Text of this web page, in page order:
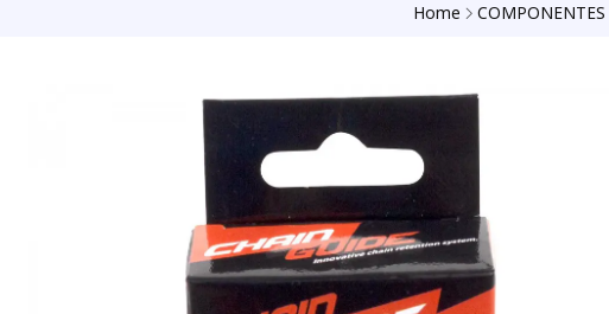
Home COMPONENTES